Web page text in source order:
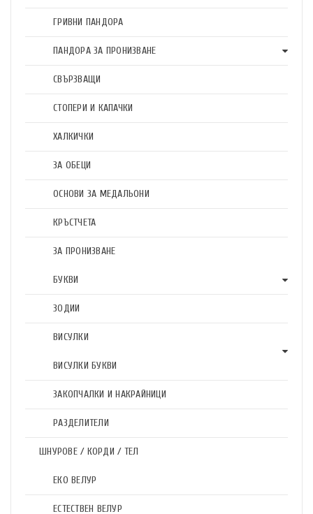
ГРИВНИ ПАНДОРА
ПАНДОРА ЗА ПРОНИЗВАНЕ
СВЪРЗВАЩИ
СТОПЕРИ И КАПАЧКИ
ХАЛКИЧКИ
ЗА ОБЕЦИ
ОСНОВИ ЗА МЕДАЛЬОНИ
КРЪСТЧЕТА
ЗА ПРОНИЗВАНЕ
БУКВИ
ЗОДИИ
ВИСУЛКИ
ВИСУЛКИ БУКВИ
ЗАКОПЧАЛКИ И НАКРАЙНИЦИ
РАЗДЕЛИТЕЛИ
ШНУРОВЕ / КОРДИ / ТЕЛ
ЕКО ВЕЛУР
ЕСТЕСТВЕН ВЕЛУР